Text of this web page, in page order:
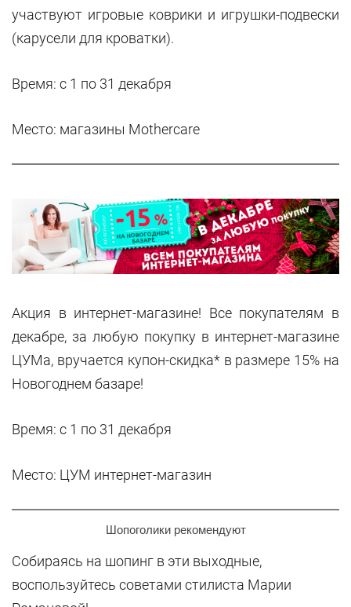
участвуют игровые коврики и игрушки-подвески
(карусели для кроватки).
Время: с 1 по 31 декабря
Место: магазины Mothercare
Акция в интернет-магазине! Все покупателям в
декабре, за любую покупку в интернет-магазине
ЦУМа, вручается купон-скидка* в размере 15% на
Новогоднем базаре!
Время: с 1 по 31 декабря
Место: ЦУМ интернет-магазин
Шопоголики рекомендуют
Собираясь на шопинг в эти выходные,
воспользуйтесь советами стилиста Марии